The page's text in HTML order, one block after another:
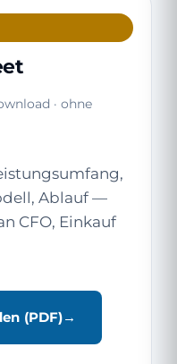
· ohne
Ablauf —
CFO, Einkauf
(PDF)